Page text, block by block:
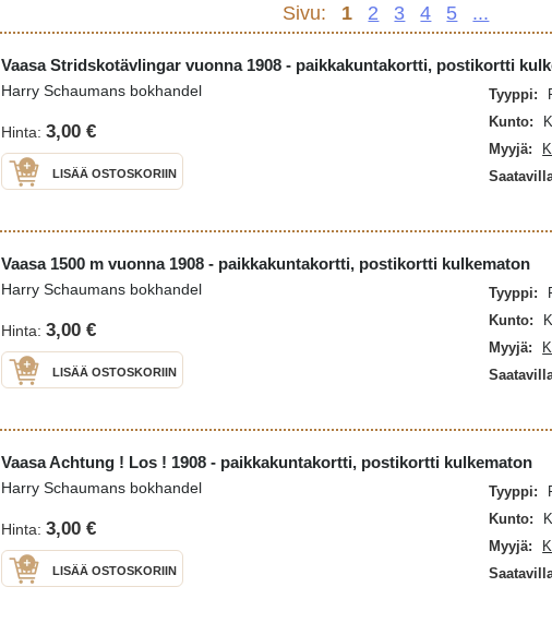
Sivu: 1 2 3 4 5 ...
Vaasa Stridskotävlingar vuonna 1908 - paikkakuntakortti, postikortti
Harry Schaumans bokhandel
Hinta: 3,00 €
LISÄÄ OSTOSKORIIN
Tyyppi:
Kunto:
Myyjä:
Vaasa 1500 m vuonna 1908 - paikkakuntakortti, postikortti kulkematon
Harry Schaumans bokhandel
Hinta: 3,00 €
LISÄÄ OSTOSKORIIN
Tyyppi:
Kunto:
Myyjä:
Vaasa Achtung ! Los ! 1908 - paikkakuntakortti, postikortti kulkematon
Harry Schaumans bokhandel
Hinta: 3,00 €
LISÄÄ OSTOSKORIIN
Tyyppi:
Kunto:
Myyjä: